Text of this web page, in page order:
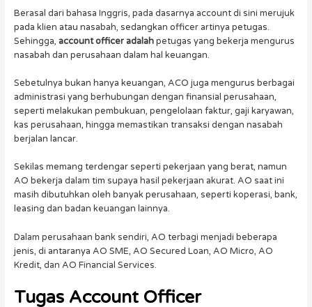
Berasal dari bahasa Inggris, pada dasarnya account di sini merujuk
pada klien atau nasabah, sedangkan officer artinya petugas.
Sehingga, account officer adalahpetugas yang bekerja mengurus
nasabah dan perusahaan dalam hal keuangan.
Sebetulnya bukan hanya keuangan, ACO juga mengurus berbagai
administrasi yang berhubungan dengan finansial perusahaan,
seperti melakukan pembukuan, pengelolaan faktur, gaji karyawan,
kas perusahaan, hingga memastikan transaksi dengan nasabah
berjalan lancar.
Sekilas memang terdengar seperti pekerjaan yang berat, namun
AO bekerja dalam tim supaya hasil pekerjaan akurat. AO saat ini
masih dibutuhkan oleh banyak perusahaan, seperti koperasi, bank,
leasing dan badan keuangan lainnya.
Dalam perusahaan bank sendiri, AO terbagi menjadi beberapa
jenis, di antaranya AO SME, AO Secured Loan, AO Micro, AO
Kredit, dan AO Financial Services.
Tugas Account Officer